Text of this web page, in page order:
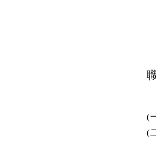
(
(